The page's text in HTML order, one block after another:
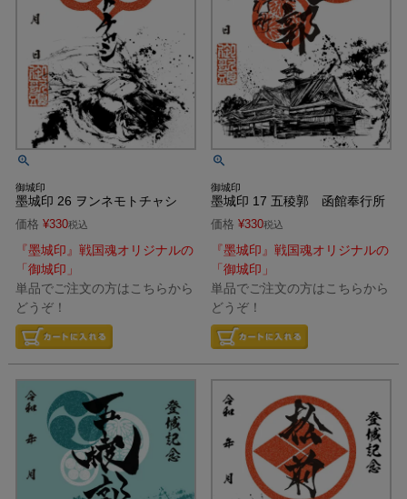
御城印
墨城印 26 ヲンネモトチャシ
価格 ¥330税込
『墨城印』戦国魂オリジナルの
「御城印」
単品でご注文の方はこちらから
どうぞ！
御城印
墨城印 17 五稜郭 函館奉行所
価格 ¥330税込
『墨城印』戦国魂オリジナルの
「御城印」
単品でご注文の方はこちらから
どうぞ！